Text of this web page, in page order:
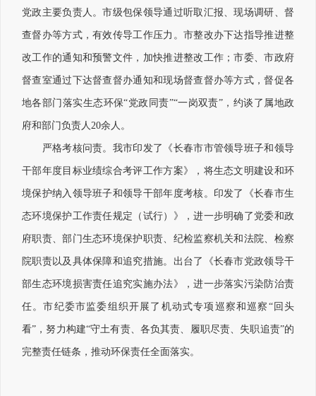
党政主要负责人。市级包保领导通过听取汇报、现场调研、督
查督办等方式，有效传导工作压力。市整改办下达指导推进整
改工作的通知和预警文件，加快推进整改工作；市委、市政府
督查室通过下达督查督办通知和现场督查督办等方式，督促各
地各部门落实生态环保“党政同责”“一岗双责”，约谈了属地政
府和部门负责人20余人。
严格考核问责。我市印发了《长春市市管领导班子和领导
干部年度目标业绩综合考评工作方案》，将生态文明建设和环
境保护纳入领导班子和领导干部年度考核。印发了《长春市生
态环境保护工作责任规定（试行）》，进一步明确了党委和政
府职责、部门生态环境保护职责、纪检监察机关和法院、检察
院职责以及具体保障和追究措施。出台了《长春市党政领导干
部生态环境损害责任追究实施办法》，进一步落实污染防治责
任。市纪委市监委组织开展了机动式专项巡察和巡察“回头
看”，努力构建“守土有责、各负其责、履职尽责、失职追责”的
完整责任链条，推动环保责任全面落实。